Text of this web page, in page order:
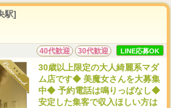
駅]
40代歓迎 30代歓迎 LINE応募OK
30歳以上限定の大人綺麗系マダ
ム店です◆ 美魔女さんを大募集
中◆ 予約電話は鳴りっぱなし◆
安定した集客で収入ほしい方は